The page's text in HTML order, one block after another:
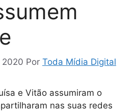
2020 Por Toda Mídia Digital
e Vitão assumiram o
nas suas redes